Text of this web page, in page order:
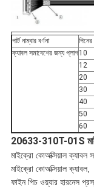
পার্ট নাম্বার বর্ণনা
ক্যাবল সমাবেশের জন্য প্লাগ10
12
20
30
40
50
60
20633-310T-01S
মাইক্রো কোঅক্সিয়াল ক্যাবল
মাইক্রো কোঅক্সিয়াল ক্যাবল,
ফাইন পিচ ওয়্যার হারনেস